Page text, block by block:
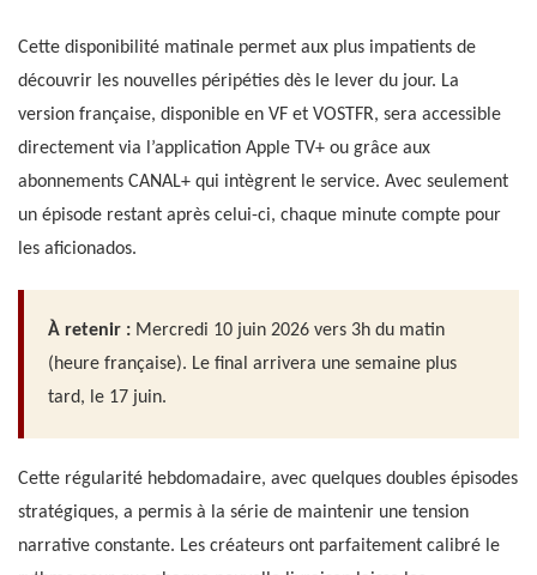
Cette disponibilité matinale permet aux plus impatients de
découvrir les nouvelles péripéties dès le lever du jour. La
version française, disponible en VF et VOSTFR, sera accessible
directement via l’application Apple TV+ ou grâce aux
abonnements CANAL+ qui intègrent le service. Avec seulement
un épisode restant après celui-ci, chaque minute compte pour
les aficionados.
À retenir : Mercredi 10 juin 2026 vers 3h du matin
(heure française). Le final arrivera une semaine plus
tard, le 17 juin.
Cette régularité hebdomadaire, avec quelques doubles épisodes
stratégiques, a permis à la série de maintenir une tension
narrative constante. Les créateurs ont parfaitement calibré le